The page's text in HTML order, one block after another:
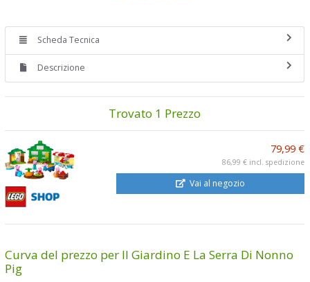
Scheda Tecnica
Descrizione
Trovato 1 Prezzo
79,99 €
86,99 € incl. spedizione
Vai al negozio
Curva del prezzo per Il Giardino E La Serra Di Nonno
Pig